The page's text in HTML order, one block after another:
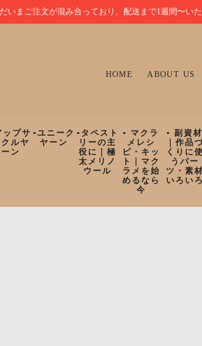
いまご注文が混み合っており、配送まで1週間〜いた
HOME ABOUT US
ップサ
ルヤ
ーン
▪︎ユニーク
ヤーン
▪︎タペスト
リーの主
役に｜極
太メリノ
ウール
▪︎ マクラ
メレシ
ピ・キッ
ト｜マク
ラメを始
めるなら
今
▪︎ 副資材
｜作品
くりに使
うパー
ツ・素材
いろいろ